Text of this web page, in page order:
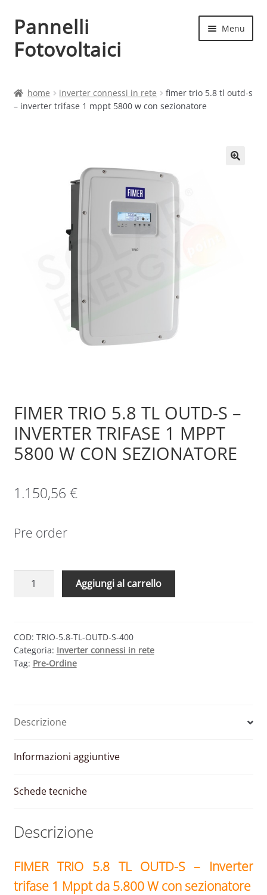
Vai
alla
navigazione
Vai
al
contenuto
Pannelli
Fotovoltaici
Menu
Cart
home inverter connessi in rete
fimer trio 5.8 tl outd-s
– inverter trifase 1 mppt 5800 w con sezionatore
FIMER TRIO 5.8 TL OUTD-S –
INVERTER TRIFASE 1 MPPT
5800 W CON SEZIONATORE
1.150,56 €
Pre order
FIMER
OUTD-
S
–
MPPT
W
SEZIONATORE
Aggiungi al carrello
COD: TRIO-5.8-TL-OUTD-S-400
Categoria: Inverter connessi in rete
Tag: Pre-Ordine
Descrizione
Informazioni aggiuntive
Schede tecniche
Descrizione
FIMER TRIO 5.8 TL OUTD-S – Inverter
trifase 1 Mppt da 5.800 W con sezionatore